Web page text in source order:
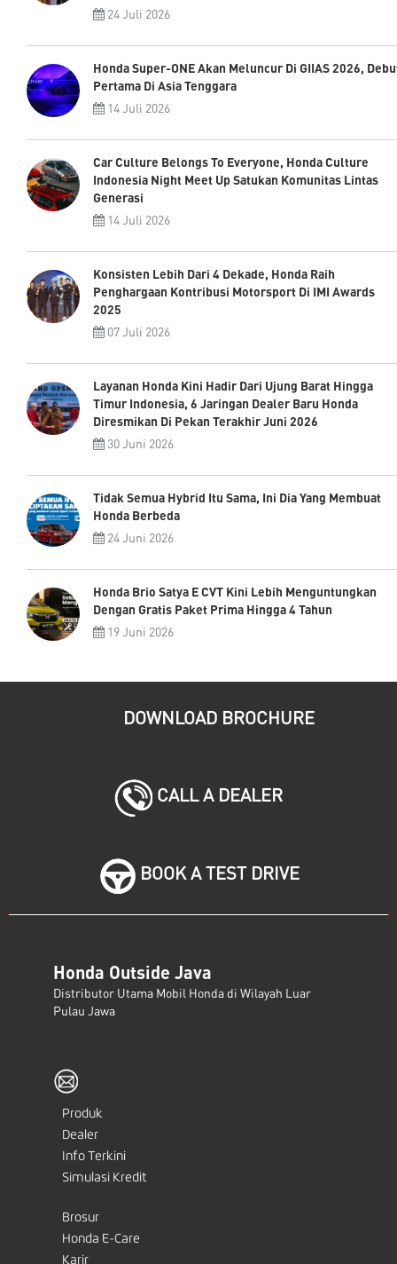
24 Juli 2026
Honda Super-ONE Akan Meluncur Di GIIAS 2026,
Pertama Di Asia Tenggara
14 Juli 2026
Car Culture Belongs To Everyone, Honda Culture
Indonesia Night Meet Up Satukan Komunitas Lintas
Generasi
14 Juli 2026
Konsisten Lebih Dari 4 Dekade, Honda Raih
Penghargaan Kontribusi Motorsport Di IMI Awards
2025
07 Juli 2026
Layanan Honda Kini Hadir Dari Ujung Barat Hingga
Timur Indonesia, 6 Jaringan Dealer Baru Honda
Diresmikan Di Pekan Terakhir Juni 2026
30 Juni 2026
Tidak Semua Hybrid Itu Sama, Ini Dia Yang Membuat
Honda Berbeda
24 Juni 2026
Honda Brio Satya E CVT Kini Lebih Menguntungkan
Dengan Gratis Paket Prima Hingga 4 Tahun
19 Juni 2026
DOWNLOAD BROCHURE
CALL A DEALER
BOOK A TEST DRIVE
Honda Outside Java
Distributor Utama Mobil Honda di Wilayah Luar
Pulau Jawa
Produk
Dealer
Info Terkini
Simulasi Kredit
Brosur
Honda E-Care